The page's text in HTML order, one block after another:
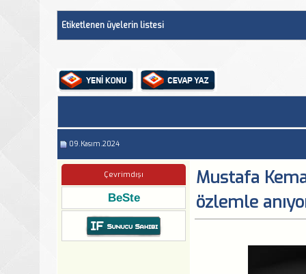
Etiketlenen üyelerin listesi
09.Kasım.2024
Çevrimdışı
BeSte
Mustafa
özlemle